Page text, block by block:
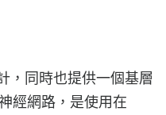
，同時也提供一個基層
經網路，是使用在